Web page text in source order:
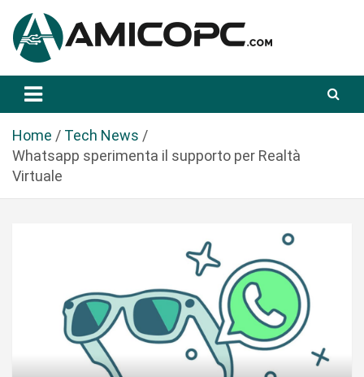
a
Amicopc.com
Home
Tech News
Whatsapp sperimenta il supporto per Realtà
Virtuale